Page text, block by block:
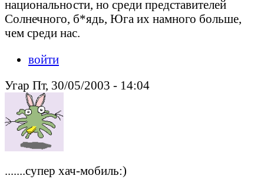
национальности, но среди представителей
Солнечного, б*ядь, Юга их намного больше,
чем среди нас.
войти
Угар Пт, 30/05/2003 - 14:04
.......супер хач-мобиль:)